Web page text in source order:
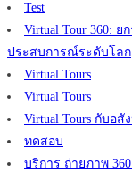
Test
Virtual Tour 360: ย
ประสบการณ์ระดับโลก
Virtual Tours
Virtual Tours
Virtual Tours กับอสั
ทดสอบ
บริการ ถ่ายภาพ